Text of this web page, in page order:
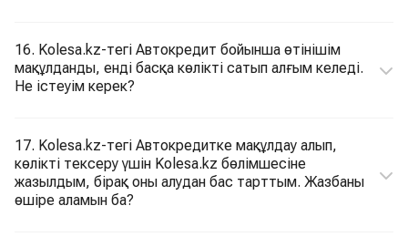
16. Kolesa.kz-тегі Автокредит бойынша өтінішім
мақұлданды, енді басқа көлікті сатып алғым келеді.
Не істеуім керек?
17. Kolesa.kz-тегі Автокредитке мақұлдау алып,
көлікті тексеру үшін Kolesa.kz бөлімшесіне
жазылдым, бірақ оны алудан бас тарттым. Жазбаны
өшіре аламын ба?